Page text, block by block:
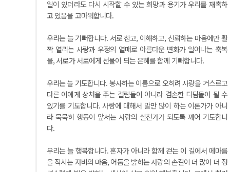
일이 있더라도 다시 시작할 수 있는 희망과 용기가 우리를 재촉하
고 있음을 고마워합니다.
우리는 늘 기뻐합니다. 서로 참고, 이해하고, 신뢰하는 마음에만 활
짝 열리는 사랑과 우정의 열매로 아름다운 변화가 일어나는 축복
을, 서로가 서로에게 선물이 되는 은혜를 함께 기뻐합니다.
우리는 늘 기도합니다. 봉사하는 이름으로 오히려 사랑을 거스르고
다른 이에게 상처을 주는 걸림돌이 아니라 겸손한 디딤돌이 될 수
있기를 기도합니다. 사랑에 대해서 말만 많이 하는 이론가가 아니
라 묵묵히 행동이 앞서는 사랑의 실천가가 되도록 깨어 기도합니
다.
우리는 늘 행복합니다. 혼자가 아니라 함께 걷는 이 길에서 메마름
을 적시는 자비의 마음, 어둠을 밝히는 사랑의 손길이 더 많이 더 정